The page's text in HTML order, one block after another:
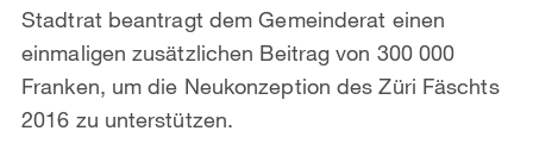
Stadtrat beantragt dem Gemeinderat einen
einmaligen zusätzlichen Beitrag von 300 000
Franken, um die Neukonzeption des Züri Fäschts
2016 zu unterstützen.